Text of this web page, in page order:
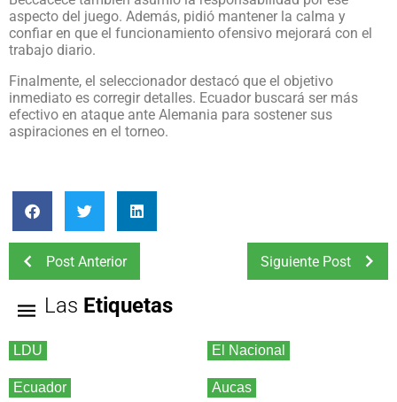
aspecto del juego. Además, pidió mantener la calma y
confiar en que el funcionamiento ofensivo mejorará con el
trabajo diario.
Finalmente, el seleccionador destacó que el objetivo
inmediato es corregir detalles. Ecuador buscará ser más
efectivo en ataque ante Alemania para sostener sus
aspiraciones en el torneo.
Post Anterior Siguiente Post
Las Etiquetas
LDU El Nacional
Ecuador Aucas